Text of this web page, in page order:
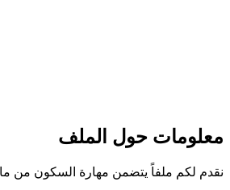
معلومات حول الملف
نقدم لكم ملفاً يتضمن مهارة السكون من مادة لغتي الجميلة